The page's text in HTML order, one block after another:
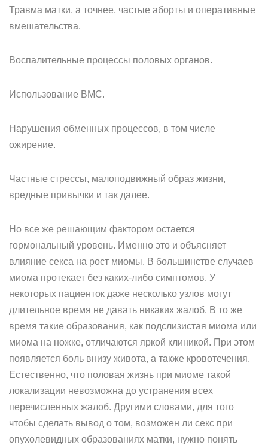
Травма матки, а точнее, частые аборты и оперативные
вмешательства.
Воспалительные процессы половых органов.
Использование ВМС.
Нарушения обменных процессов, в том числе
ожирение.
Частные стрессы, малоподвижный образ жизни,
вредные привычки и так далее.
Но все же решающим фактором остается
гормональный уровень. Именно это и объясняет
влияние секса на рост миомы. В большинстве случаев
миома протекает без каких-либо симптомов. У
некоторых пациенток даже несколько узлов могут
длительное время не давать никаких жалоб. В то же
время такие образования, как подслизистая миома или
миома на ножке, отличаются яркой клиникой. При этом
появляется боль внизу живота, а также кровотечения.
Естественно, что половая жизнь при миоме такой
локализации невозможна до устранения всех
перечисленных жалоб. Другими словами, для того
чтобы сделать вывод о том, возможен ли секс при
опухолевидных образованиях матки, нужно понять